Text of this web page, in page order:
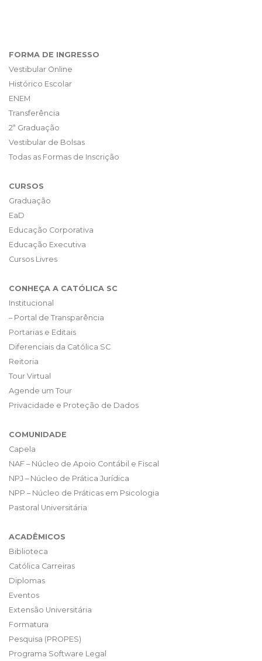
FORMA DE INGRESSO
Vestibular Online
Histórico Escolar
ENEM
Transferência
2ª Graduação
Vestibular de Bolsas
Todas as Formas de Inscrição
CURSOS
Graduação
EaD
Educação Corporativa
Educação Executiva
Cursos Livres
CONHEÇA A CATÓLICA SC
Institucional
– Portal de Transparência
Portarias e Editais
Diferenciais da Católica SC
Reitoria
Tour Virtual
Agende um Tour
Privacidade e Proteção de Dados
COMUNIDADE
Capela
NAF – Núcleo de Apoio Contábil e Fiscal
NPJ – Núcleo de Prática Jurídica
NPP – Núcleo de Práticas em Psicologia
Pastoral Universitária
ACADÊMICOS
Biblioteca
Católica Carreiras
Diplomas
Eventos
Extensão Universitária
Formatura
Pesquisa (PROPES)
Programa Software Legal